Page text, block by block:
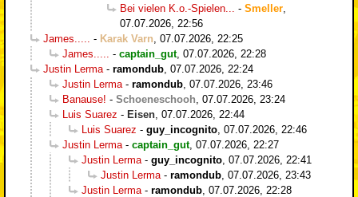
Bei vielen K.o.-Spielen...
- Smeller
07.07.2026, 22:56
James.....
- Karak Varn 07.07.2026, 22:25
James.....
- captain_gut, 07.07.2026, 22:28
Justin Lerma - ramondub 07.07.2026, 22:24
Justin Lerma - ramondub 07.07.2026, 23:46
Banause! - Schoeneschooh 07.07.2026, 23:24
Luis Suarez - Eisen 07.07.2026, 22:44
Luis Suarez - guy_incognito 07.07.2026, 22:46
Justin Lerma - captain_gut, 07.07.2026, 22:27
Justin Lerma - guy_incognito 07.07.2026, 22:41
Justin Lerma - ramondub 07.07.2026, 23:43
Justin Lerma - ramondub 07.07.2026, 22:28